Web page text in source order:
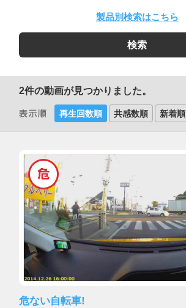
製品別検索はこちら
2件の動画が見つかりました。
再生回数順 共感数順 新着順
危ない自転車!